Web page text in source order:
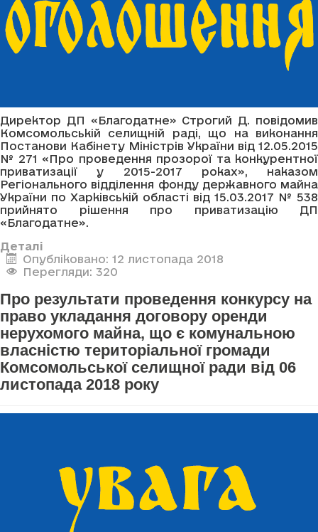
Директор ДП «Благодатне» Строгий Д. повідомив
Комсомольській селищній раді, що на виконання
Постанови Кабінету Міністрів України від 12.05.2015
№ 271 «Про проведення прозорої та конкурентної
приватизації у 2015-2017 роках», наказом
Регіонального відділення фонду державного майна
України по Харківській області від 15.03.2017 № 538
прийнято рішення про приватизацію ДП
«Благодатне».
Деталі
Опубліковано: 12 листопада 2018
Перегляди: 320
Про результати проведення конкурсу на
право укладання договору оренди
нерухомого майна, що є комунальною
власністю територіальної громади
Комсомольської селищної ради від 06
листопада 2018 року